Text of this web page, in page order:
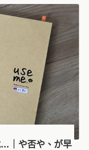
…｜や否や、が早